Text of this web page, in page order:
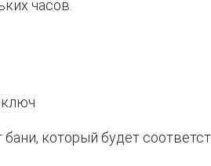
часов.
который будет